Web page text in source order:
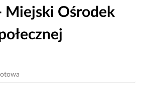
Miejski Ośrodek